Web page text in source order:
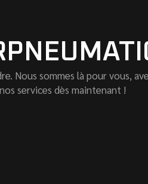
Nous sommes là pour vous,
services dès maintenant !